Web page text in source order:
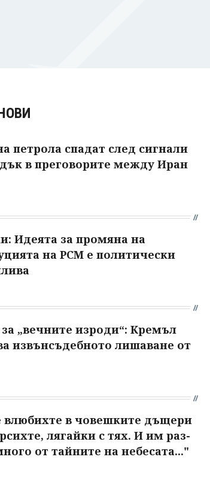
петрола спадат след сигнали
в преговорите между Иран
Идеята за промяна на
на РСМ е политически
„вечните изроди“: Кремъл
извънсъдебното лишаване от
влюбихте в чо­вешките дъщери
лягайки с тях. И им раз­
от тайните на небесата..."